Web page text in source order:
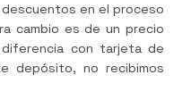
en el proceso
cambio es de un precio
con tarjeta de
depósito, no recibimos